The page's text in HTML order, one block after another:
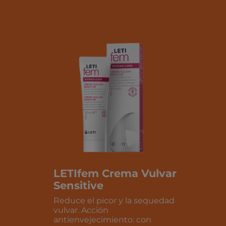
LETIfem Crema Vulvar
Sensitive
Reduce el picor y la sequedad
vulvar. Acción
antienvejecimiento: con